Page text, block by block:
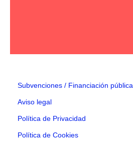
Subvenciones / Financiación pública
Aviso legal
Política de Privacidad
Política de Cookies